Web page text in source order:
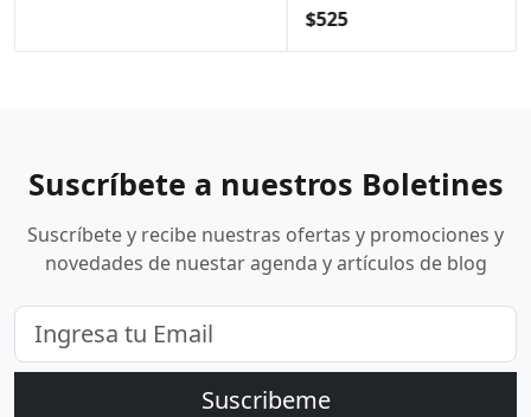
Suscríbete a nuestros Boletines
Suscríbete y recibe nuestras ofertas y promociones y
novedades de nuestar agenda y artículos de blog
Suscribeme